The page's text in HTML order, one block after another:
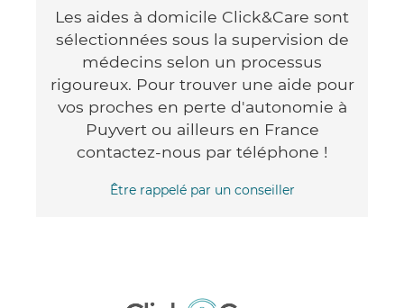
Les aides à domicile Click&Care sont
sélectionnées sous la supervision de
médecins selon un processus
rigoureux. Pour trouver une aide pour
vos proches en perte d'autonomie à
Puyvert ou ailleurs en France
contactez-nous par téléphone !
Être rappelé par un conseiller